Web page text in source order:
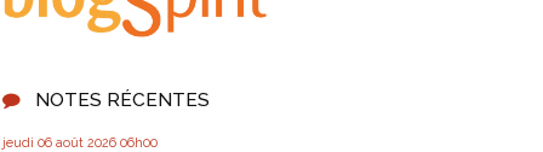
NOTES RÉCENTES
jeudi 06 août 2026 06h00